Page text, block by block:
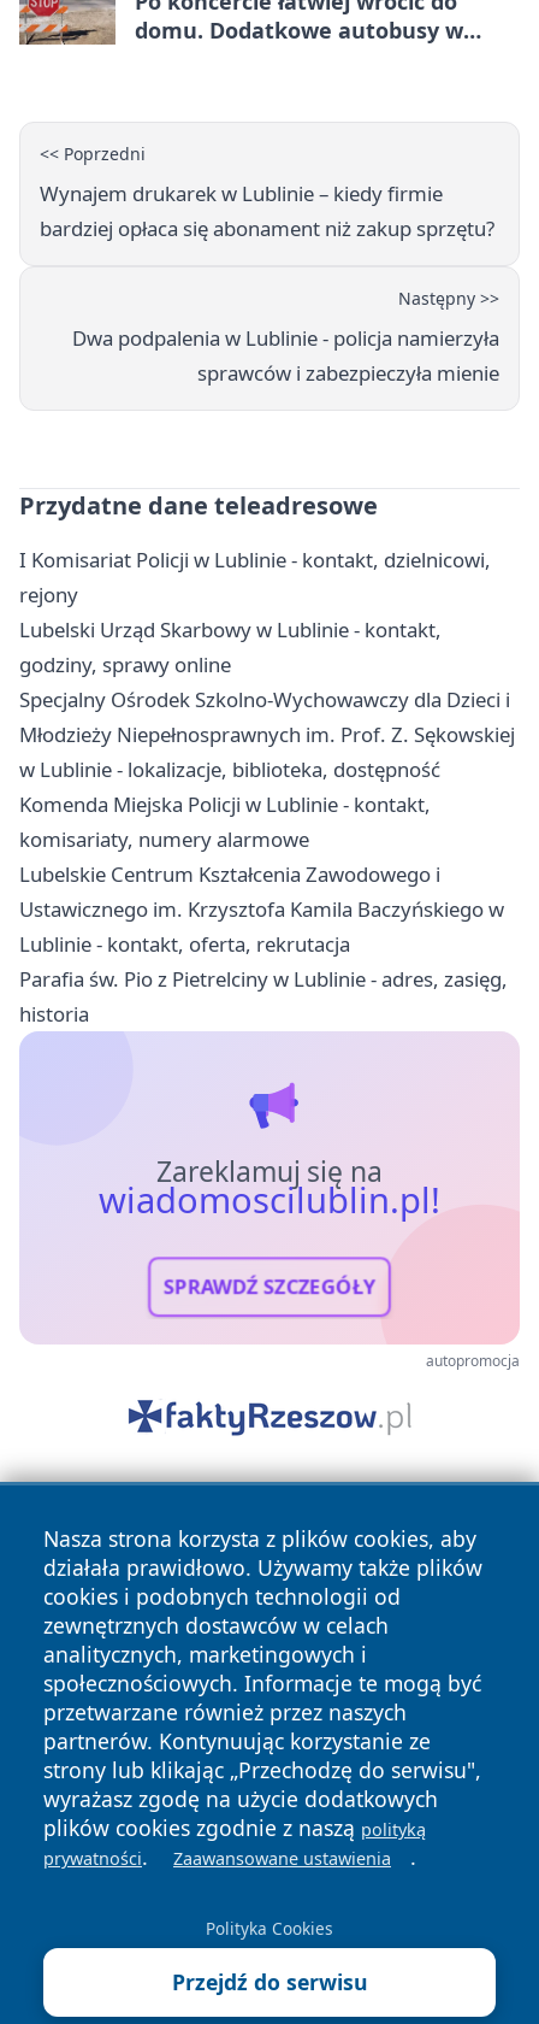
domu. Dodatkowe autobusy w
<< Poprzedni
Wynajem drukarek w Lublinie – kiedy firmie
bardziej opłaca się abonament niż zakup sprzętu?
Następny >>
Dwa podpalenia w Lublinie - policja namierzyła
sprawców i zabezpieczyła mienie
Przydatne dane teleadresowe
I Komisariat Policji w Lublinie - kontakt, dzielnicowi,
rejony
Lubelski Urząd Skarbowy w Lublinie - kontakt,
godziny, sprawy online
Specjalny Ośrodek Szkolno-Wychowawczy dla Dzieci i
Młodzieży Niepełnosprawnych im. Prof. Z. Sękowskiej
w Lublinie - lokalizacje, biblioteka, dostępność
Komenda Miejska Policji w Lublinie - kontakt,
komisariaty, numery alarmowe
Lubelskie Centrum Kształcenia Zawodowego i
Ustawicznego im. Krzysztofa Kamila Baczyńskiego w
Lublinie - kontakt, oferta, rekrutacja
Parafia św. Pio z Pietrelciny w Lublinie - adres, zasięg,
historia
Zareklamuj się na
wiadomoscilublin.pl!
SPRAWDŹ SZCZEGÓŁY
autopromocja
Nasza strona korzysta z plików cookies, aby
działała prawidłowo. Używamy także plików
cookies i podobnych technologii od
zewnętrznych dostawców w celach
analitycznych, marketingowych i
społecznościowych. Informacje te mogą być
przetwarzane również przez naszych
partnerów. Kontynuując korzystanie ze
strony lub klikając „Przechodzę do serwisu",
wyrażasz zgodę na użycie dodatkowych
plików cookies zgodnie z naszą polityką
prywatności. Zaawansowane ustawienia .
Polityka Cookies
Przejdź do serwisu
Copyright © 2026 wiadomoscilublin.pl Wszystkie prawa
zastrzeżone.
News Autorzy
Polityka
Prywatności
Polityka
Cookies